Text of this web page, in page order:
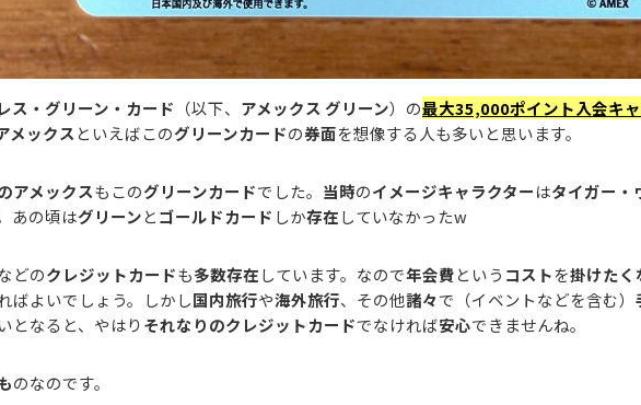
ス・グリーン・カード （以下、 アメックス グリーン）の最大35,000ポイント入会キ
メックスといえばこのグリーンカードの券面を想像する人も多いと思います。
アメックスもこのグリーンカードでした。 当時のイメージキャラクターはタイガー・
あの頃はグリーンとゴールドカード しか存在していなかったw
どのクレジットカードも多数存在しています。なので年会費という コストを掛けたく
ばよいでしょう。しかし国内旅行や海外旅行、その他諸々で（イベントなどを含む）
となると、やはりそれなりのクレジットカードでなければ安心できませんね。
のなのです。